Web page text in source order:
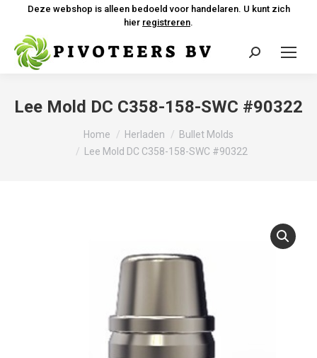
Deze webshop is alleen bedoeld voor handelaren. U kunt zich
hier registreren.
Zoeken:
Lee Mold DC C358-158-SWC #90322
Home Herladen
Bullet Molds
Lee Mold DC C358-158-SWC #90322